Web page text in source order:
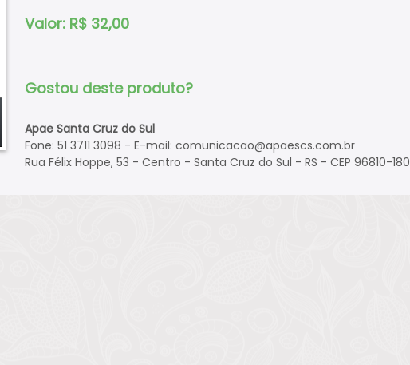
Valor: R$ 32,00
Gostou deste produto?
Apae Santa Cruz do Sul
Fone: 51 3711 3098 - E-mail: comunicacao@apaescs.com.br
Rua Félix Hoppe, 53 - Centro - Santa Cruz do Sul - RS - CEP 96810-180